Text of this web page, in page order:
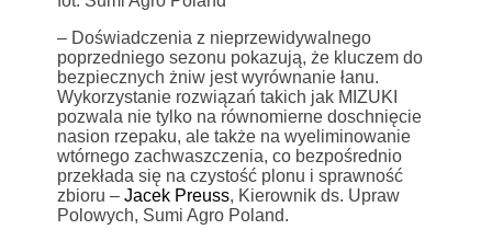
– Doświadczenia z nieprzewidywalnego
poprzedniego sezonu pokazują, że kluczem do
bezpiecznych żniw jest wyrównanie łanu.
Wykorzystanie rozwiązań takich jak MIZUKI
pozwala nie tylko na równomierne doschnięcie
nasion rzepaku, ale także na wyeliminowanie
wtórnego zachwaszczenia, co bezpośrednio
przekłada się na czystość plonu i sprawność
zbioru – Jacek Preuss, Kierownik ds. Upraw
Polowych, Sumi Agro Poland.